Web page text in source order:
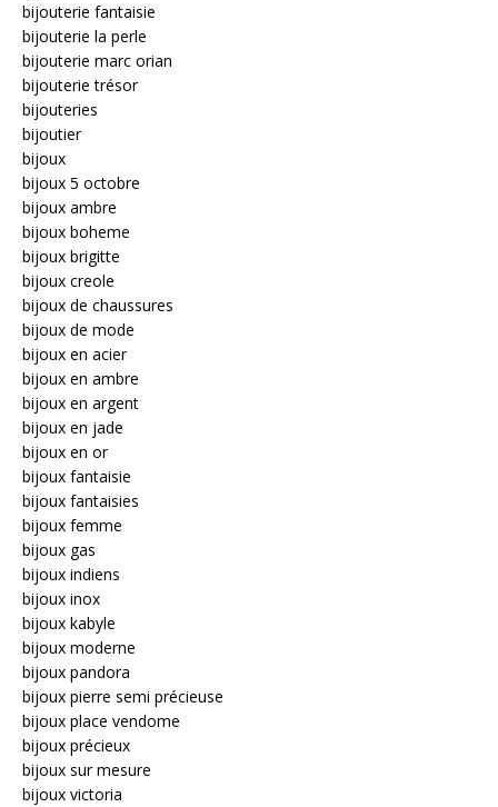
bijouterie fantaisie
bijouterie la perle
bijouterie marc orian
bijouterie trésor
bijouteries
bijoutier
bijoux
bijoux 5 octobre
bijoux ambre
bijoux boheme
bijoux brigitte
bijoux creole
bijoux de chaussures
bijoux de mode
bijoux en acier
bijoux en ambre
bijoux en argent
bijoux en jade
bijoux en or
bijoux fantaisie
bijoux fantaisies
bijoux femme
bijoux gas
bijoux indiens
bijoux inox
bijoux kabyle
bijoux moderne
bijoux pandora
bijoux pierre semi précieuse
bijoux place vendome
bijoux précieux
bijoux sur mesure
bijoux victoria